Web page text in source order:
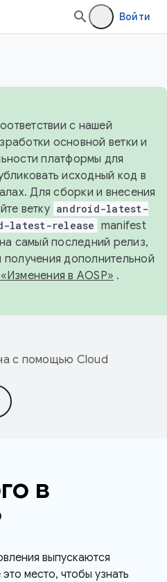
Войти
с нашей
основной ветки и
платформы для
исходный код в
Для сборки и внесения
ветку android-latest-
latest-release manifest
самый последний релиз,
дополнительной
в AOSP» .
с помощью Cloud
в
выпускаются
место, чтобы узнать